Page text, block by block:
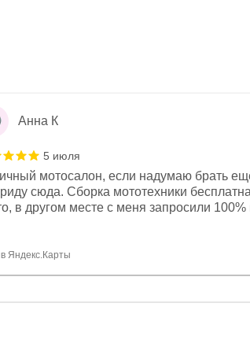
Анна К
5 июля
мотосалон, если надумаю брать
сюда. Сборка мототехники
в другом месте с меня запросили 100%
отдельное, всегда на связи, очень
Яндекс.Карты